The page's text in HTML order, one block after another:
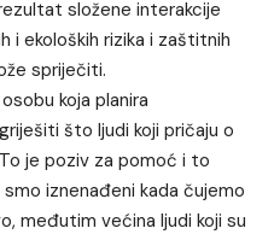
složene interakcije
i ekoloških rizika i zaštitnih
spriječiti.
koja planira
što ljudi koji pričaju o
je poziv za pomoć i to
iznenađeni kada čujemo
međutim većina ljudi koji su